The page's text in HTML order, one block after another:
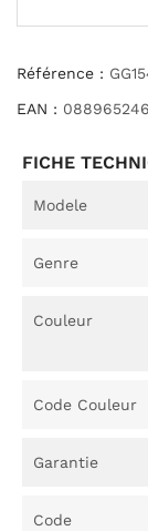
Référence :
EAN :
FICHE
Modele
Genre
Couleur
Code Couleur
Garantie
Code